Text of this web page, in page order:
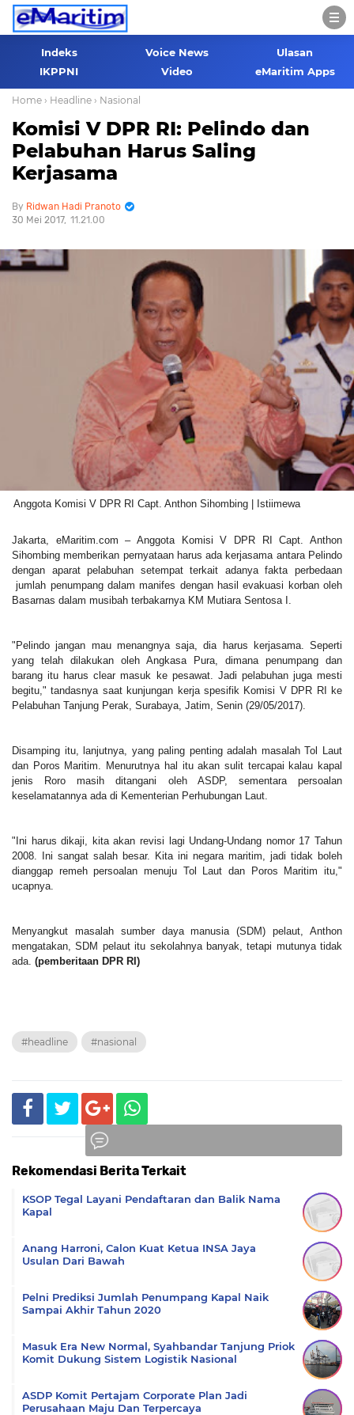
Indeks Voice News
Ulasan
IKPPNI
Video eMaritim Apps
Home › Headline › Nasional
Komisi V DPR RI: Pelindo dan
Pelabuhan Harus Saling
Kerjasama
Ridwan Hadi Pranoto
30 Mei 2017 11.21.00
Anggota Komisi V DPR RI Capt. Anthon Sihombing | Istiimewa
Jakarta, eMaritim.com – Anggota Komisi V DPR RI Capt. Anthon
Sihombing memberikan pernyataan harus ada kerjasama antara Pelindo
dengan aparat pelabuhan setempat terkait adanya fakta perbedaan
jumlah penumpang dalam manifes dengan hasil evakuasi korban oleh
Basarnas dalam musibah terbakarnya KM Mutiara Sentosa I.
"Pelindo jangan mau menangnya saja, dia harus kerjasama. Seperti
yang telah dilakukan oleh Angkasa Pura, dimana penumpang dan
barang itu harus clear masuk ke pesawat. Jadi pelabuhan juga mesti
begitu," tandasnya saat kunjungan kerja spesifik Komisi V DPR RI ke
Pelabuhan Tanjung Perak, Surabaya, Jatim, Senin (29/05/2017).
Disamping itu, lanjutnya, yang paling penting adalah masalah Tol Laut
dan Poros Maritim. Menurutnya hal itu akan sulit tercapai kalau kapal
jenis Roro masih ditangani oleh ASDP, sementara persoalan
keselamatannya ada di Kementerian Perhubungan Laut.
"Ini harus dikaji, kita akan revisi lagi Undang-Undang nomor 17 Tahun
2008. Ini sangat salah besar. Kita ini negara maritim, jadi tidak boleh
dianggap remeh persoalan menuju Tol Laut dan Poros Maritim itu,"
ucapnya.
Menyangkut masalah sumber daya manusia (SDM) pelaut, Anthon
mengatakan, SDM pelaut itu sekolahnya banyak, tetapi mutunya tidak
ada. (pemberitaan DPR RI)
#headline #nasional
Rekomendasi Berita Terkait
KSOP Tegal Layani Pendaftaran dan Balik Nama
Kapal
Anang Harroni, Calon Kuat Ketua INSA Jaya
Usulan Dari Bawah
Pelni Prediksi Jumlah Penumpang Kapal Naik
Sampai Akhir Tahun 2020
Masuk Era New Normal, Syahbandar Tanjung Priok
Komit Dukung Sistem Logistik Nasional
ASDP Komit Pertajam Corporate Plan Jadi
Perusahaan Maju Dan Terpercaya